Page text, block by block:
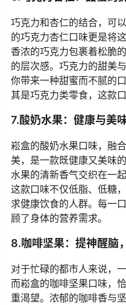
巧克力和杏仁的结合，可
的巧克力杏仁口味更是将
香浓的巧克力包裹着松脆
的层次感。巧克力的甜美
你带来一种甜蜜而不腻的
其是巧克力类零食，这款
7.酸奶水果：健康与美
崧盒的酸奶水果口味，融
美，是一款既健康又美味
水果的清新香气交织在一
这款口味不仅低脂、低糖
求健康饮食的人群。每一
顾了身体的营养需求。
8.咖啡坚果：提神醒脑
对于忙碌的都市人来说，
而崧盒的咖啡坚果口味，
重渴望。浓郁的咖啡香与